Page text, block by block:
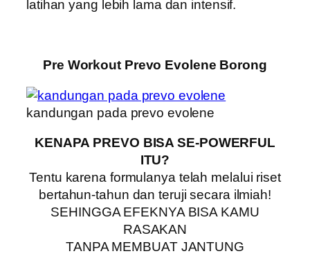
latihan yang lebih lama dan intensif.
Pre Workout Prevo Evolene Borong
kandungan pada prevo evolene
KENAPA PREVO BISA SE-POWERFUL
ITU?
Tentu karena formulanya telah melalui riset
bertahun-tahun dan teruji secara ilmiah!
SEHINGGA EFEKNYA BISA KAMU
RASAKAN
TANPA MEMBUAT JANTUNG